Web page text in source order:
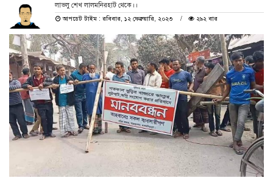
লাভলু শেখ লালমনিরহাট থেকে।।
আপডেট টাইম : রবিবার, ১২ ফেব্রুয়ারি, ২০২৩
২৯২ বার